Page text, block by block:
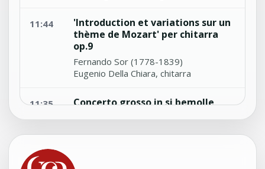
11:44
'Introduction et variations sur un
thème de Mozart' per chitarra
op.9
Fernando Sor (1778-1839)
Eugenio Della Chiara, chitarra
11:35
Concerto grosso in si bemolle